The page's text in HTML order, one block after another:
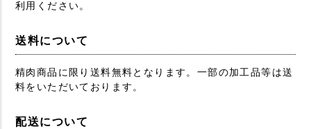
利用ください。
送料について
精肉商品に限り送料無料となります。一部の加工品等は送
料をいただいております。
配送について